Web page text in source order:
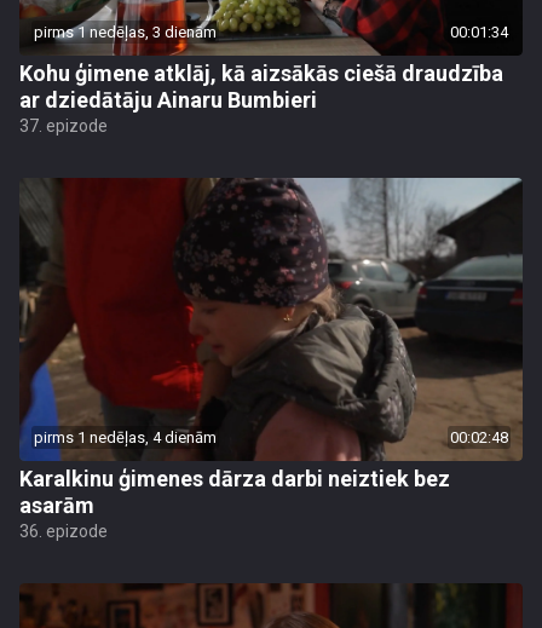
pirms 1 nedēļas, 3 dienām 00:01:34
Kohu ģimene atklāj, kā aizsākās ciešā draudzība
ar dziedātāju Ainaru Bumbieri
37. epizode
pirms 1 nedēļas, 4 dienām 00:02:48
Karalkinu ģimenes dārza darbi neiztiek bez
asarām
36. epizode